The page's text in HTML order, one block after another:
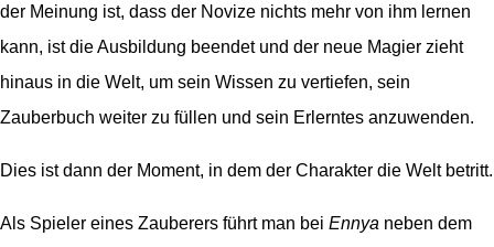
der Meinung ist, dass der Novize nichts mehr von ihm lernen
kann, ist die Ausbildung beendet und der neue Magier zieht
hinaus in die Welt, um sein Wissen zu vertiefen, sein
Zauberbuch weiter zu füllen und sein Erlerntes anzuwenden.
Dies ist dann der Moment, in dem der Charakter die Welt betritt.
Als Spieler eines Zauberers führt man bei Ennya neben dem